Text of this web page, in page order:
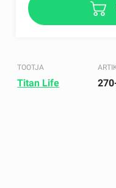
TOOTJA
Titan Life